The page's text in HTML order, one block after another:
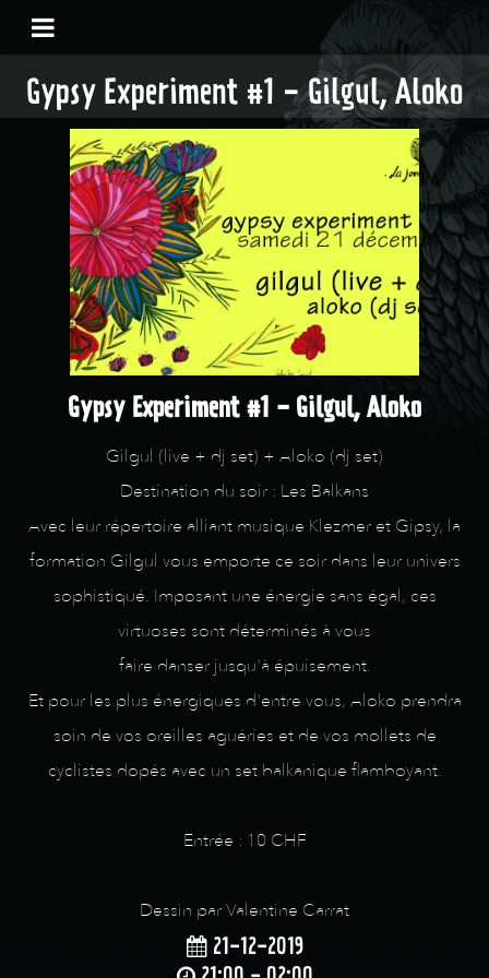
Gypsy Experiment #1 - Gilgul, Aloko
Gypsy Experiment #1 - Gilgul, Aloko
Gilgul (live + dj set) + Aloko (dj set)
Destination du soir : Les Balkans
Avec leur répertoire alliant musique Klezmer et Gipsy, la
formation Gilgul vous emporte ce soir dans leur univers
sophistiqué. Imposant une énergie sans égal, ces
virtuoses sont déterminés à vous
faire danser jusqu'à épuisement.
Et pour les plus énergiques d'entre vous, Aloko prendra
soin de vos oreilles aguéries et de vos mollets de
cyclistes dopés avec un set balkanique flamboyant.
Entrée : 10 CHF
Dessin par Valentine Carrat
21-12-2019